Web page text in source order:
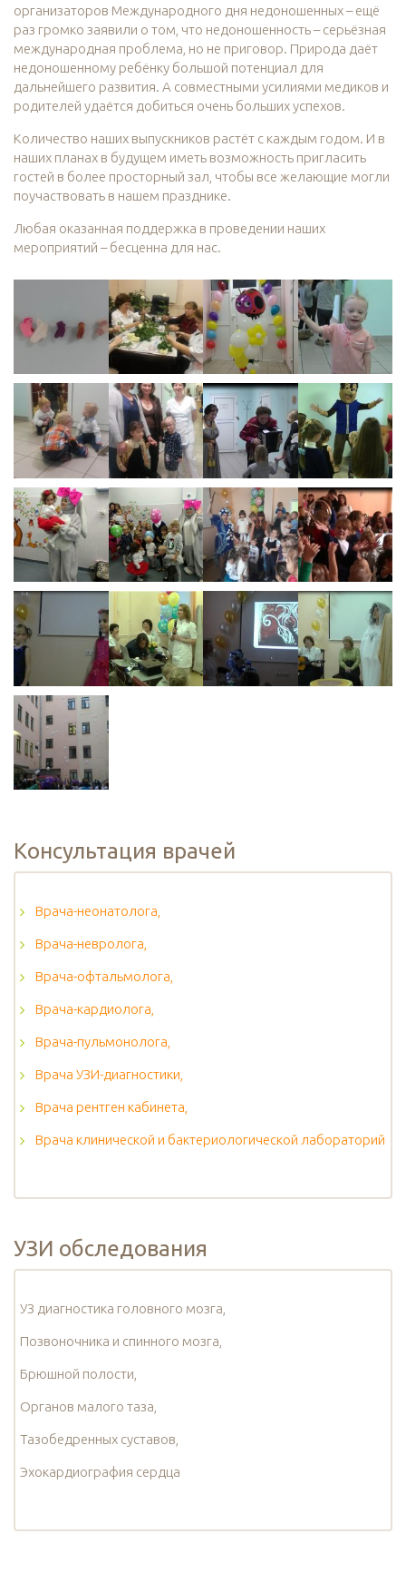
организаторов Международного дня недоношенных – ещё
раз громко заявили о том, что недоношенность – серьёзная
международная проблема, но не приговор. Природа даёт
недоношенному ребёнку большой потенциал для
дальнейшего развития. А совместными усилиями медиков и
родителей удаётся добиться очень больших успехов.
Количество наших выпускников растёт с каждым годом. И в
наших планах в будущем иметь возможность пригласить
гостей в более просторный зал, чтобы все желающие могли
поучаствовать в нашем празднике.
Любая оказанная поддержка в проведении наших
мероприятий – бесценна для нас.
Консультация врачей
Врача-неонатолога,
Врача-невролога,
Врача-офтальмолога,
Врача-кардиолога,
Врача-пульмонолога,
Врача УЗИ-диагностики,
Врача рентген кабинета,
Врача клинической и бактериологической лабораторий
УЗИ обследования
УЗ диагностика головного мозга,
Позвоночника и спинного мозга,
Брюшной полости,
Органов малого таза,
Тазобедренных суставов,
Эхокардиография сердца